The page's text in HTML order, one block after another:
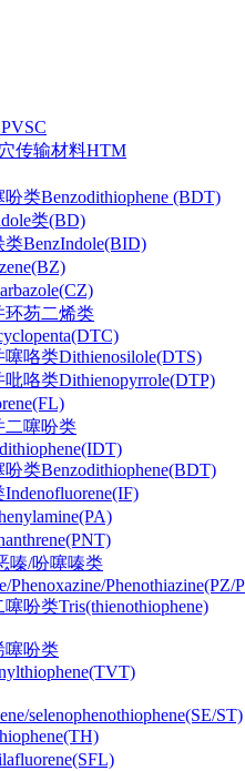
传输材料HTM
类Benzodithiophene (BDT)
类(BD)
BenzIndole(BID)
环芴二烯类
噻咯类Dithienosilole(DTS)
吡咯类Dithienopyrrole(DTP)
二噻吩类
类Benzodithiophene(BDT)
嗪/吩噻嗪类
Phenoxazine/Phenothiazine(PZ/
吩类Tris(thienothiophene)
噻吩类
selenophenothiophene(SE/ST)